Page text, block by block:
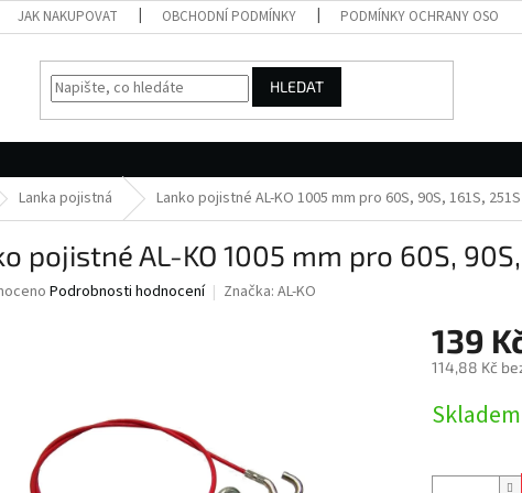
JAK NAKUPOVAT OBCHODNÍ PODMÍNKY PODMÍNKY OCHRANY
HLEDAT
Lanka pojistná Lanko pojistné AL-KO 1005 mm pro 60S, 90S, 161S, 251S
pojistné AL-KO 1005 mm pro 60S, 90S,
Podrobnosti hodnocení Značka: AL-KO
139
114,88 Kč
cena:
Skladem